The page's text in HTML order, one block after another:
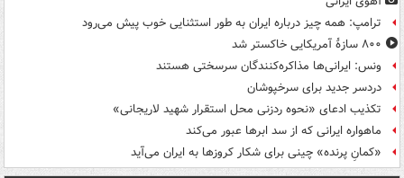
ترامپ: همه چیز درباره ایران به طور استثنایی خوب پیش می‌رود
۸۰۰ سازۀ آمریکایی خاکستر شد
ونس: ایرانی‌ها مذاکره‌کنندگان سرسختی هستند
دردسر جدید برای سرخپوشان
تکذیب ادعای «نحوه ردزنی محل استقرار شهید لاریجانی»
ماهواره ایرانی که از سد ابرها عبور می‌کند
«کمانِ پرنده» چینی برای شکار کروزها به ایران می‌آید